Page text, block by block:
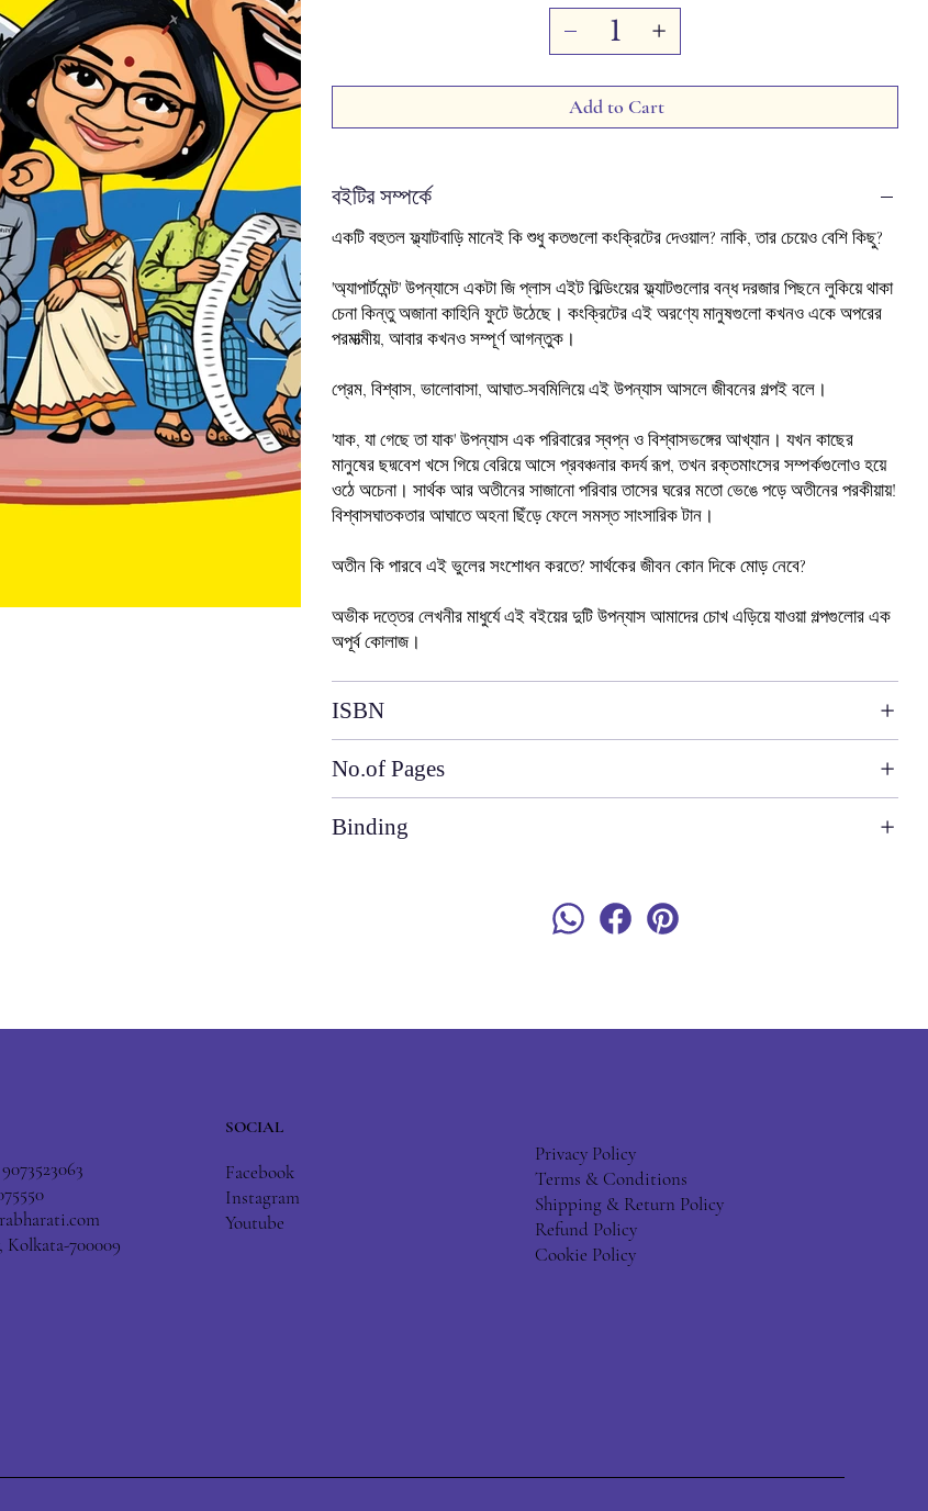
Add to Cart
বইটির সম্পর্কে
একটিবহুতলফ্ল্যাটবাড়িমানেইকিশুধুকতগুলোকংক্রিটেরদেওয়াল?নাকি,তারচেয়েওবেশিকিছু?
'অ্যাপার্টমেন্ট'উপন্যাসেএকটাজিপ্লাসএইটবিল্ডিংয়েরফ্ল্যাটগুলোরবন্ধদরজারপিছনেলুকিয়েথাকা
চেনাকিন্তুঅজানাকাহিনিফুটেউঠেছে। কংক্রিটেরএইঅরণ্যেমানুষগুলোকখনওএকেঅপরের
পরমাত্মীয়,আবারকখনওসম্পূর্ণআগন্তুক।
প্রেম,বিশ্বাস,ভালোবাসা,আঘাত-সবমিলিয়েএইউপন্যাসআসলেজীবনেরগল্পইবলে।
'যাক,যাগেছেতাযাক'উপন্যাসএকপরিবারেরস্বপ্নওবিশ্বাসভঙ্গেরআখ্যান। যখনকাছের
মানুষেরছদ্মবেশখসেগিয়েবেরিয়েআসেপ্রবঞ্চনারকদর্যরূপ,তখনরক্তমাংসেরসম্পর্কগুলোওহয়ে
ওঠেঅচেনা। সার্থকআরঅতীনেরসাজানোপরিবারতাসেরঘরেরমতোভেঙেপড়েঅতীনেরপরকীয়ায়!
বিশ্বাসঘাতকতারআঘাতেঅহনাছিঁড়েফেলেসমস্তসাংসারিকটান।
অতীনকিপারবেএইভুলেরসংশোধনকরতে?সার্থকেরজীবনকোনদিকেমোড়নেবে?
অভীকদত্তেরলেখনীরমাধুর্যেএইবইয়েরদুটিউপন্যাসআমাদেরচোখএড়িয়েযাওয়াগল্পগুলোরএক
অপূর্বকোলাজ।
ISBN
No.of Pages
Binding
Kolkata-700009
SOCIAL
Facebook
Instagram
Youtube
Privacy Policy
Terms & Conditions
Shipping & Return Policy
Refund Policy
Cookie Policy